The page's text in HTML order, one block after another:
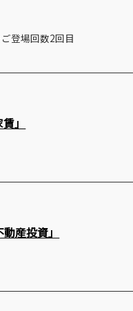
場回数2回目
」
産投資」